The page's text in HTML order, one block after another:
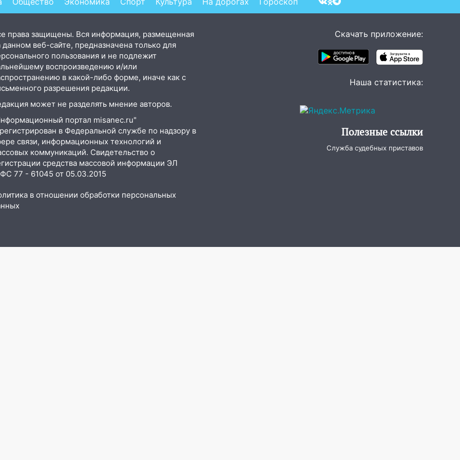
права защищены. Вся информация, размещенная
данном веб-сайте, предназначена только для
пользования и не подлежит
воспроизведению и/или
в какой-либо форме, иначе как с
разрешения редакции.
может не разделять мнение авторов.
портал misanec.ru"
в Федеральной службе по надзору в
связи, информационных технологий и
коммуникаций. Свидетельство о
средства массовой информации ЭЛ
77 - 61045 от 05.03.2015
в отношении обработки персональных
Скачать приложение:
Наша статистика:
Полезные ссылки
Служба судебных приставов